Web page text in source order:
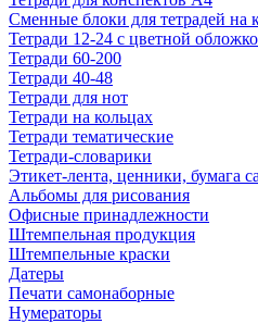
Сменные блоки для тетрадей на
Тетради 12-24 с цветной
Тетради 60-200
Тетради 40-48
Тетради для нот
Тетради на кольцах
Тетради тематические
Тетради-словарики
Этикет-лента, ценники, бумага
Альбомы для рисования
Офисные принадлежности
Штемпельная продукция
Штемпельные краски
Датеры
Печати самонаборные
Нумераторы